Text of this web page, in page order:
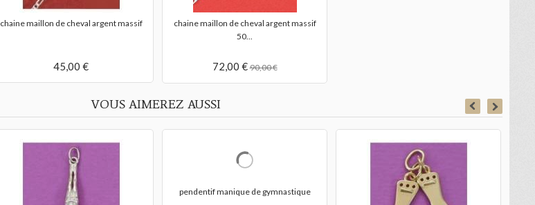
chaine maillon de cheval argent massif
45,00 €
chaine maillon de cheval argent massif
50...
72,00 €90,00 €
VOUS AIMEREZ AUSSI